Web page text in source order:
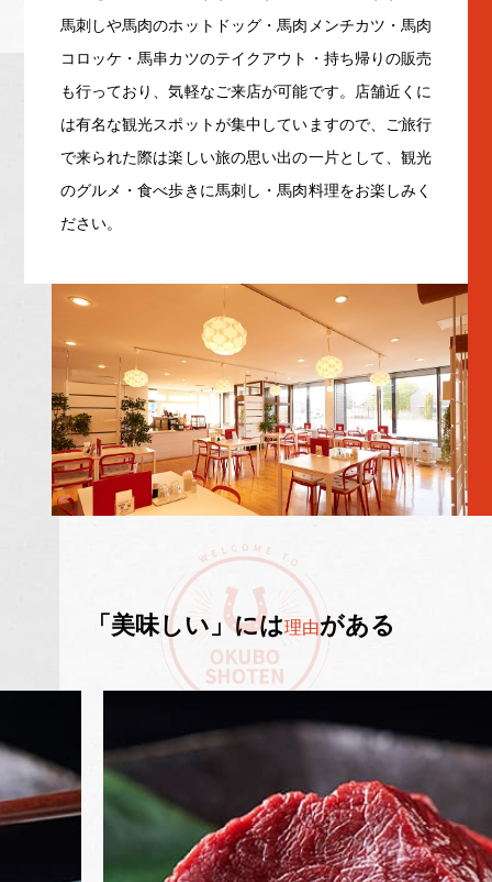
馬刺しや馬肉のホットドッグ・馬肉メンチカツ・馬肉
コロッケ・馬串カツのテイクアウト・持ち帰りの販売
も行っており、気軽なご来店が可能です。店舗近くに
は有名な観光スポットが集中していますので、ご旅行
で来られた際は楽しい旅の思い出の一片として、観光
のグルメ・食べ歩きに馬刺し・馬肉料理をお楽しみく
ださい。
「美味しい」には理由がある